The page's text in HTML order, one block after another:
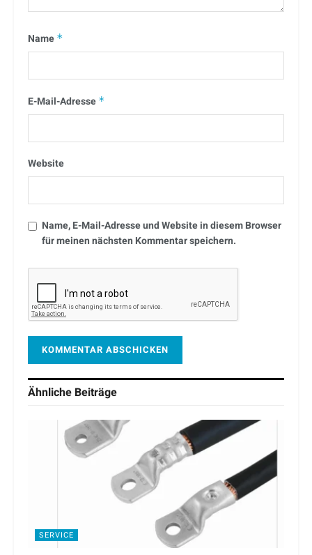
Name *
E-Mail-Adresse *
Website
Name, E-Mail-Adresse und Website in diesem Browser
für meinen nächsten Kommentar speichern.
Ähnliche Beiträge
SERVICE